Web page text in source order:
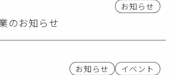
お知らせ
のお知らせ
お知らせ イベント